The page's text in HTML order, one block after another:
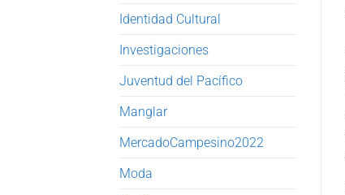
Identidad Cultural
Investigaciones
Juventud del Pacífico
Manglar
MercadoCampesino2022
Moda